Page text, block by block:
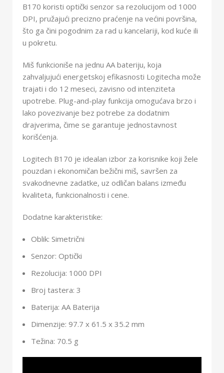
B170 koristi optički senzor sa rezolucijom od 1000
DPI, pružajući precizno praćenje na većini površina,
što ga čini pogodnim za rad u kancelariji, kod kuće ili
u pokretu.
Miš funkcioniše na jednu AA bateriju, koja
zahvaljujući energetskoj efikasnosti Logitecha može
trajati i do 12 meseci, zavisno od intenziteta
upotrebe. Plug-and-play funkcija omogućava brzo i
lako povezivanje bez potrebe za dodatnim
drajverima, čime se garantuje jednostavnost
korišćenja.
Logitech B170 je idealan izbor za korisnike koji žele
pouzdan i ekonomičan bežični miš, savršen za
svakodnevne zadatke, uz odličan balans između
kvaliteta, funkcionalnosti i cene.
Dodatne karakteristike:
Oblik: Simetrični
Senzor: Optički
Rezolucija: 1000 DPI
Broj tastera: 3
Baterija: AA Baterija
Dimenzije: 97.7 x 61.5 x 35.2 mm
Težina: 70.5 g